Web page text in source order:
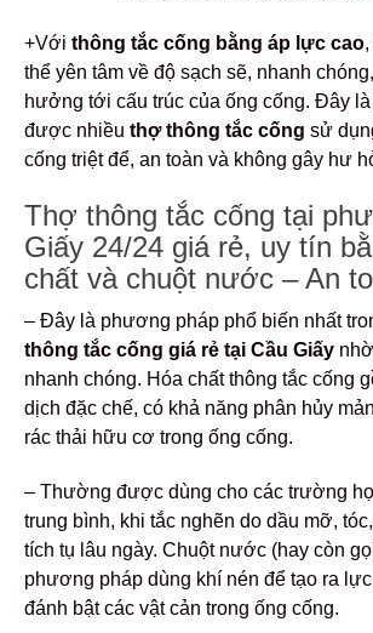
+Với thông tắc cống bằng áp lực cao
thể yên tâm về độ sạch sẽ, nhanh
hưởng tới cấu trúc của ống cống. Đây
được nhiều thợ thông tắc cống sử
cống triệt để, an toàn và không gây hư
Thợ thông tắc cống tại
Giấy 24/24 giá rẻ, uy tín
chất và chuột nước – An
– Đây là phương pháp phổ biến nhất
thông tắc cống giá rẻ tại Cầu Giấy
nhanh chóng. Hóa chất thông tắc cống
dịch đặc chế, có khả năng phân hủy
rác thải hữu cơ trong ống cống.
– Thường được dùng cho các trường
trung bình, khi tắc nghẽn do dầu mỡ,
tích tụ lâu ngày. Chuột nước (hay còn
phương pháp dùng khí nén để tạo ra
đánh bật các vật cản trong ống cống.